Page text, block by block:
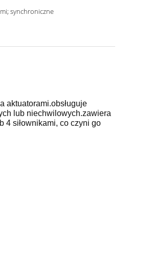
synchroniczne
aktuatorami.obsługuje
lub niechwilowych.zawiera
4 siłownikami, co czyni go